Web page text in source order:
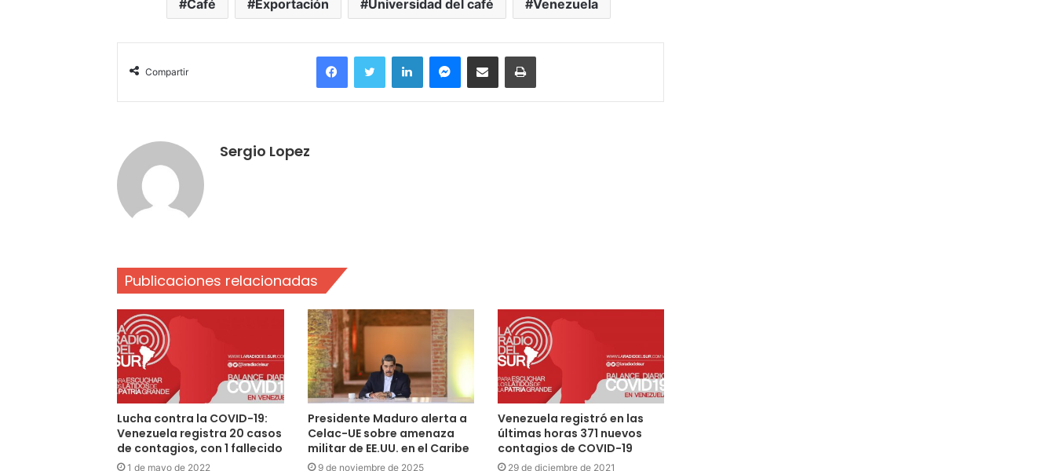
Café Exportación Universidad del café Venezuela
Compartir
FacebookTwitter LinkedInMessengerCompartir por correo electrónicoImprimir
Sergio Lopez
Publicaciones relacionadas
Lucha contra la COVID-19:
Venezuela registra 20 casos
de contagios, con 1 fallecido
1 de mayo de 2022
Presidente Maduro alerta a
Celac-UE sobre amenaza
militar de EE.UU. en el Caribe
9 de noviembre de 2025
Venezuela registró en las
últimas horas 371 nuevos
contagios de COVID-19
29 de diciembre de 2021